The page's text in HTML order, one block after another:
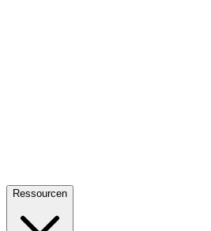
Ressourcen